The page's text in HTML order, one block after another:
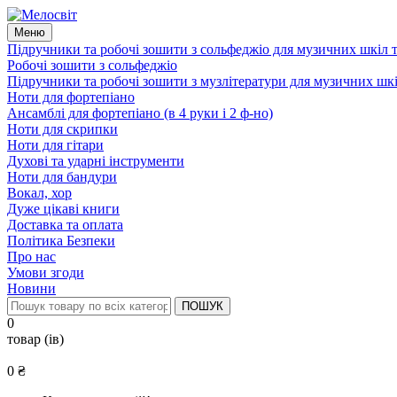
Меню
Підручники та робочі зошити з сольфеджіо для музичних шкіл
Робочі зошити з сольфеджіо
Підручники та робочі зошити з музлітератури для музичних
Ноти для фортепіано
Ансамблі для фортепіано (в 4 руки і 2 ф-но)
Ноти для скрипки
Ноти для гітари
Духові та ударні інструменти
Ноти для бандури
Вокал, хор
Дуже цікаві книги
Доставка та оплата
Політика Безпеки
Про нас
Умови згоди
Новини
ПОШУК
0
товар (iв)
0 ₴